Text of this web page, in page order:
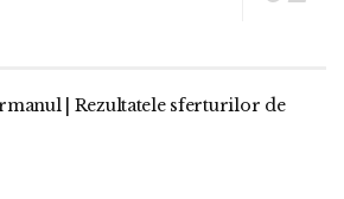
| Rezultatele sferturilor de